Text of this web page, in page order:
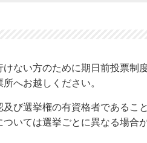
ない方のために期日前投票制
へお越しください。
び選挙権の有資格者であるこ
いては選挙ごとに異なる場合